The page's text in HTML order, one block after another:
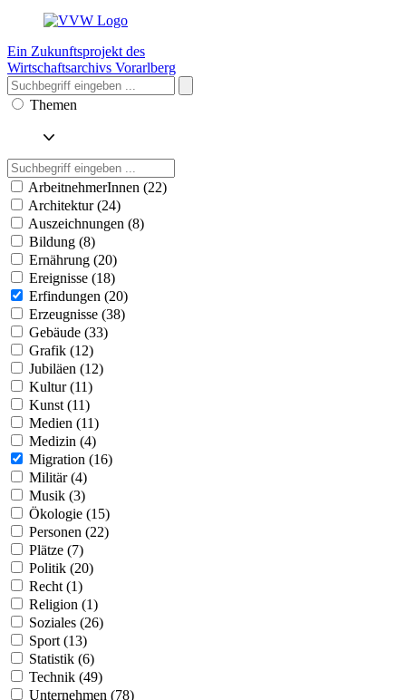
Ein Zukunftsprojekt des
Wirtschaftsarchivs Vorarlberg
Themen
ArbeitnehmerInnen (22)
Architektur (24)
Auszeichnungen (8)
Bildung (8)
Ernährung (20)
Ereignisse (18)
Erfindungen (20)
Erzeugnisse (38)
Gebäude (33)
Grafik (12)
Jubiläen (12)
Kultur (11)
Kunst (11)
Medien (11)
Medizin (4)
Migration (16)
Militär (4)
Musik (3)
Ökologie (15)
Personen (22)
Plätze (7)
Politik (20)
Recht (1)
Religion (1)
Soziales (26)
Sport (13)
Statistik (6)
Technik (49)
Unternehmen (78)